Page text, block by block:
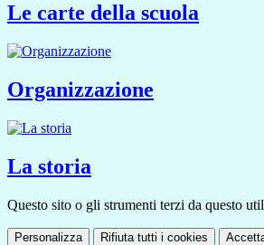
Le carte della scuola
Organizzazione
La storia
Questo sito o gli strumenti terzi da questo
Personalizza Rifiuta tutti i cookies